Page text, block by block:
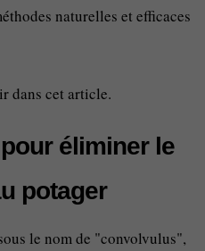
naturelles et efficaces
dans cet article.
éliminer le
potager
le nom de "convolvulus",